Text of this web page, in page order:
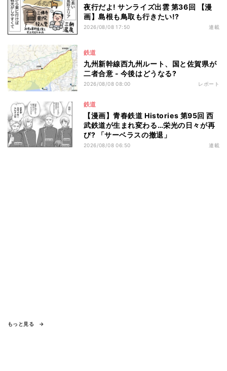
夜行だよ! サンライズ出雲 第36回 【漫
画】島根も鳥取も行きたい!?
2026/08/08 17:50 連載
鉄道
九州新幹線西九州ルート、国と佐賀県が
二者合意 - 今後はどうなる?
2026/08/08 08:00 レポート
鉄道
【漫画】青春鉄道 Histories 第95回 西
武鉄道が生まれ変わる…栄光の日々が再
び? 「サーベラスの撤退」
2026/08/08 06:50 連載
もっと見る